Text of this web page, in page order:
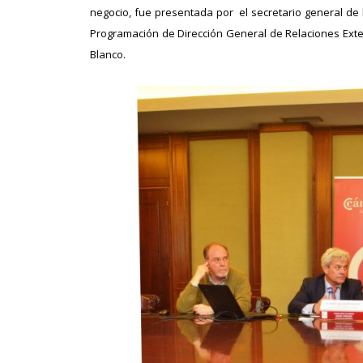
negocio, fue presentada por el secretario general de
Programación de Dirección General de Relaciones
Blanco.